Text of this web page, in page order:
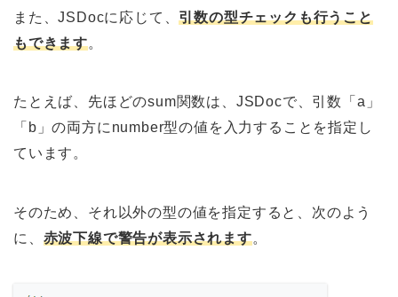
また、JSDocに応じて、引数の型チェックも行うこと
もできます。
たとえば、先ほどのsum関数は、JSDocで、引数「a」
「b」の両方にnumber型の値を入力することを指定し
ています。
そのため、それ以外の型の値を指定すると、次のよう
に、 赤波下線で警告が表示されます。